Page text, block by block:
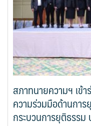
สภาทนายความฯ เข้
ความร่วมมือด้านกา
กระบวนการยุติธรร